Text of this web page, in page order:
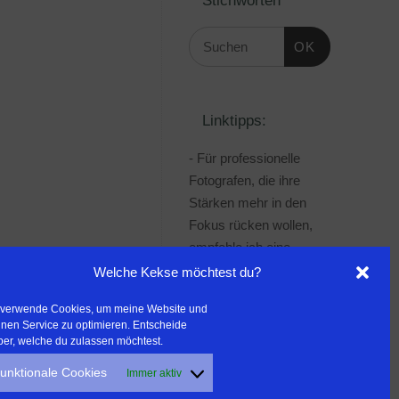
Welche Kekse möchtest du?
verwende Cookies, um meine Website und
Service zu optimieren. Entscheide
welche du zulassen möchtest.
Cookies Immer aktiv
OK
Linktipps:
- Für professionelle
Fotografen, die ihre
Stärken mehr in den
Fokus rücken wollen,
empfehle ich eine
Beratung durch Frau
Wanderfreak.de